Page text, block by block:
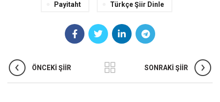
Payitaht Türkçe Şiir Dinle
ÖNCEKI ŞIIR SONRAKI ŞIIR